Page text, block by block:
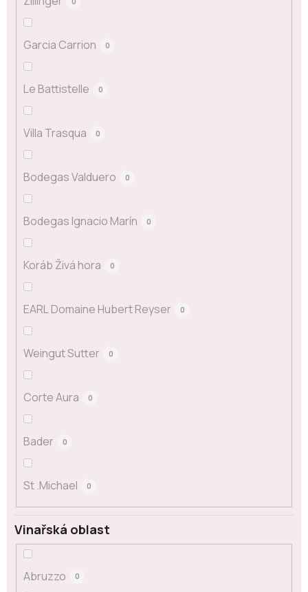
Garcia Carrion 0
Le Battistelle 0
Villa Trasqua 0
Bodegas Valduero 0
Bodegas Ignacio Marín 0
Koráb Živá hora 0
EARL Domaine Hubert Reyser 0
Weingut Sutter 0
Corte Aura 0
Bader 0
St .Michael 0
Vinařská oblast
Abruzzo 0